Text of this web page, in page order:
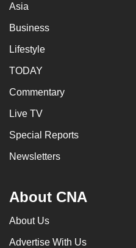
Asia
Business
Lifestyle
TODAY
Commentary
Live TV
Special Reports
Newsletters
About CNA
About Us
Advertise With Us